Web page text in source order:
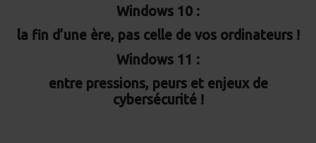
on
Facebook
on
LinkedIn
on
on
Windows 10 :
la fin d’une ère, pas celle de vos ordinateurs !
Windows 11 :
entre pressions, peurs et enjeux de
cybersécurité !